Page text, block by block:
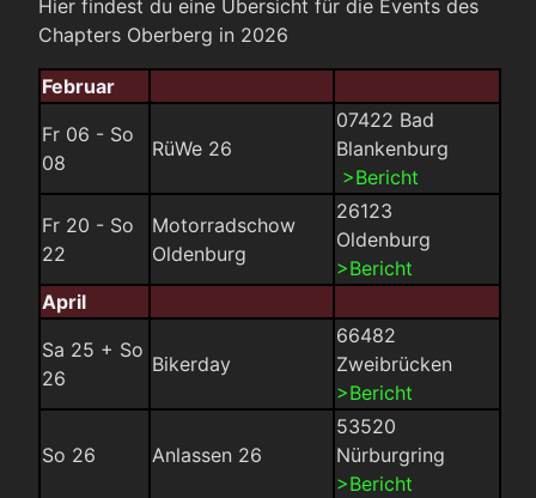
Hier findest du eine Übersicht für die Events des
Chapters Oberberg in 2026
Februar
Fr 06 - So
08
RüWe 26
07422 Bad
Blankenburg
>Bericht
Fr 20 - So
22
Motorradschow
Oldenburg
26123
Oldenburg
>Bericht
April
Sa 25 + So
26
Bikerday
66482
Zweibrücken
>Bericht
So 26 Anlassen 26
53520
Nürburgring
>Bericht